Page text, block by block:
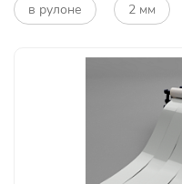
в рулоне 2 мм